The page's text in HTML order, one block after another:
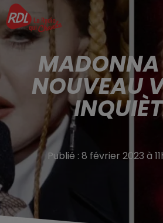
NOUVEAU
Publié : 8 février 2023 à